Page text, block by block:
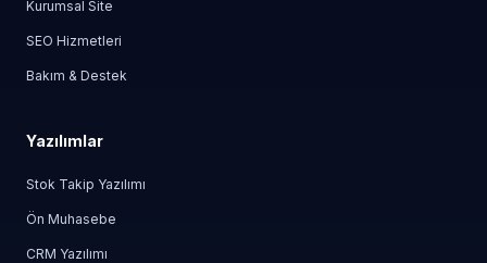
Kurumsal Site
SEO Hizmetleri
Bakım & Destek
Yazılımlar
Stok Takip Yazılımı
Ön Muhasebe
CRM Yazılımı